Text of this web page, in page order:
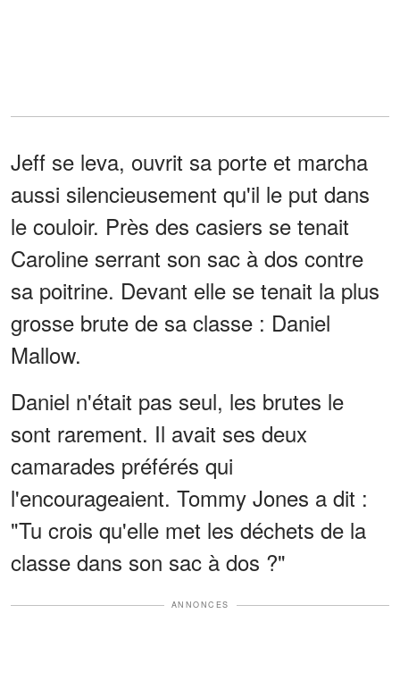
Jeff se leva, ouvrit sa porte et marcha
aussi silencieusement qu'il le put dans
le couloir. Près des casiers se tenait
Caroline serrant son sac à dos contre
sa poitrine. Devant elle se tenait la plus
grosse brute de sa classe : Daniel
Mallow.
Daniel n'était pas seul, les brutes le
sont rarement. Il avait ses deux
camarades préférés qui
l'encourageaient. Tommy Jones a dit :
"Tu crois qu'elle met les déchets de la
classe dans son sac à dos ?"
ANNONCES